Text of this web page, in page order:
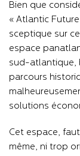
Bien que
« Atlantic
sceptique sur
espace
sud-atlantique,
parcours
solutions
Cet espace,
même, ni trop